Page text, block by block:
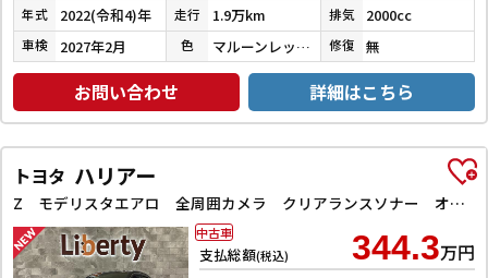
年式 2022(令和4)年 走行 1.9万km 排気 2000cc
車検 2027年2月 色 マルーンレッドマルチフレックスパールメタリック 修復 無
お問い合わせ 詳細はこちら
トヨタ ハリアー
Z モデリスタエアロ 全周囲カメラ クリアランスソナー オートクルーズコントロール レーンアシスト パワーシート 衝突被害軽減システム ナビ TV オートマチックハイビーム オートライト LEDヘッドラン
支払総額(税込) 344.3万円
中古車